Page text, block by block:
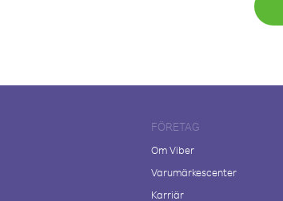
FÖRETAG
Om Viber
Varumärkescenter
Karriär